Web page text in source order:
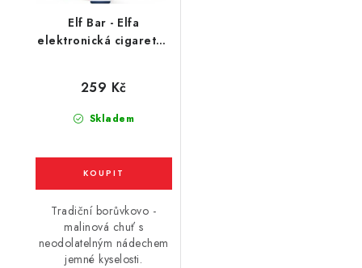
Elf Bar - Elfa
elektronická cigareta -
borůvka a malina)
20mg
Skladem
259 Kč
Tradiční borůvkovo -
malinová chuť s
neodolatelným nádechem
jemné kyselosti.